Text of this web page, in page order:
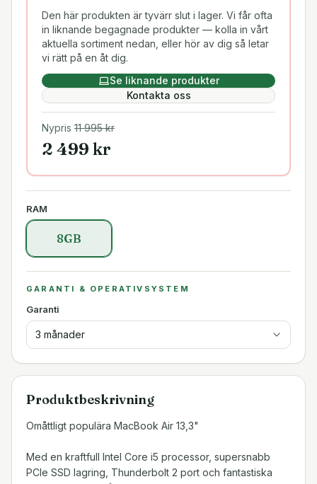
Den här produkten är tyvärr slut i lager. Vi får ofta
in liknande begagnade produkter — kolla in vårt
aktuella sortiment nedan, eller hör av dig så letar
vi rätt på en åt dig.
Se liknande produkter
Kontakta oss
Nypris 11 995kr
2 499 kr
RAM
8GB
GARANTI & OPERATIVSYSTEM
Garanti
3 månader
Produktbeskrivning
Omåttligt populära MacBook Air 13,3"
Med en kraftfull Intel Core i5 processor, supersnabb
PCIe SSD lagring, Thunderbolt 2 port och fantastiska